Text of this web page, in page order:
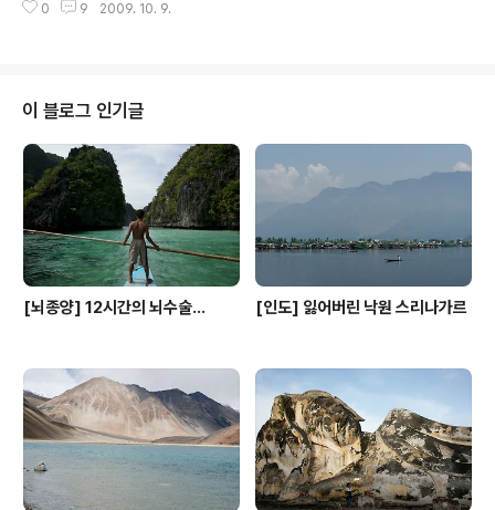
과 탐론 70-200 F2.8로 기변을 하게 되었다. 적지않은
CD, 이미지 프로세싱)을 가진 FF카메라로 a900보다 파
인더 시야율이 2% 떨어지고 5연사가 3연사로 줄기는 했
지만 가격을 대폭 낮추었으니 나같은 취미사진사에게도 과
분한 기기이다. 거기에 모든 렌즈를 손떨림방지렌즈로 만
들어주는 훌륭한 카메라이다. 색감이나 그런건 천천히 알
아가기로... 칼..
0 9 2009. 10. 9.
이 블로그 인기글
[뇌종양] 12시간의 뇌수술... [인도] 잃어버린 낙원 스리나가르